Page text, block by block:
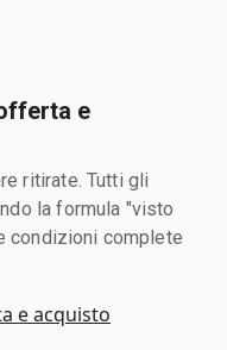
e
ritirate. Tutti gli
la formula "visto
condizioni complete
e acquisto